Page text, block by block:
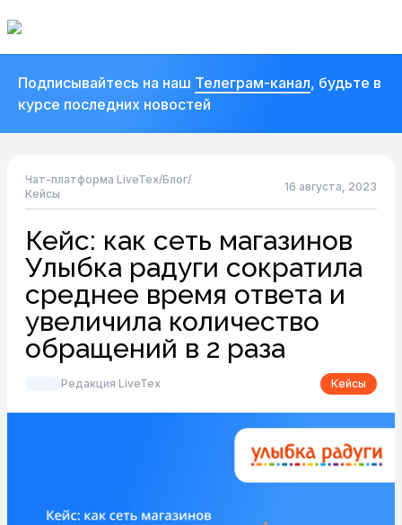
Подписывайтесь на наш Телеграм-канал, будьте в
курсе последних новостей
Чат-платформа LiveTex/Блог/
Кейсы
16 августа, 2023
Кейс: как сеть магазинов
Улыбка радуги сократила
среднее время ответа и
увеличила количество
обращений в 2 раза
Редакция LiveTex Кейсы